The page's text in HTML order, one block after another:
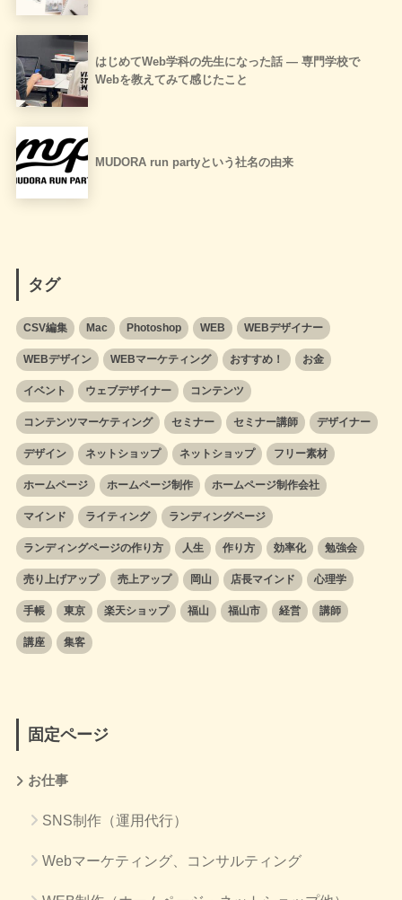
はじめてWeb学科の先生になった話 ― 専門学校で
Webを教えてみて感じたこと
MUDORA run partyという社名の由来
タグ
CSV編集 Mac Photoshop WEB WEBデザイナー
WEBデザイン WEBマーケティング おすすめ！ お金
イベント ウェブデザイナー コンテンツ
コンテンツマーケティング セミナー セミナー講師 デザイナー
デザイン ネットショップ ネットショップ フリー素材
ホームページ ホームページ制作 ホームページ制作会社
マインド ライティング ランディングページ
ランディングページの作り方 人生 作り方 効率化 勉強会
売り上げアップ 売上アップ 岡山 店長マインド 心理学
手帳 東京 楽天ショップ 福山 福山市 経営 講師
講座 集客
固定ページ
お仕事
SNS制作（運用代行）
Webマーケティング、コンサルティング